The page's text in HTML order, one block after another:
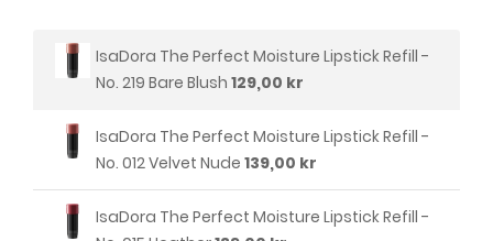
IsaDora The Perfect Moisture Lipstick Refill -
No. 219 Bare Blush 129,00 kr
IsaDora The Perfect Moisture Lipstick Refill -
No. 012 Velvet Nude 139,00 kr
IsaDora The Perfect Moisture Lipstick Refill -